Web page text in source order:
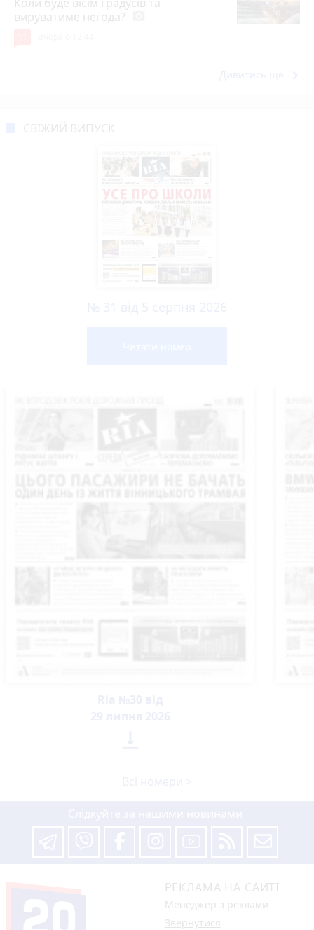
вируватиме негода?
РЕКЛАМА НА САЙТІ
Менеджер з реклами
Звернутися